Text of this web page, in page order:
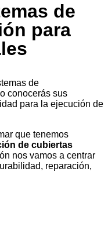
de
para
de
conocerás sus
para la ejecución de
que tenemos
de cubiertas
nos vamos a centrar
reparación,